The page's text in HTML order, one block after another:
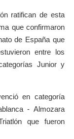
ratifican de esta
que confirmaron
de España que
entre los
Junior y
en categoría
- Almozara
que fueron